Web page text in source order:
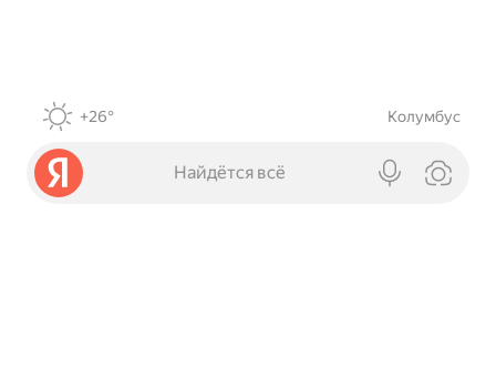
+26° Колумбус
Найдётся всё